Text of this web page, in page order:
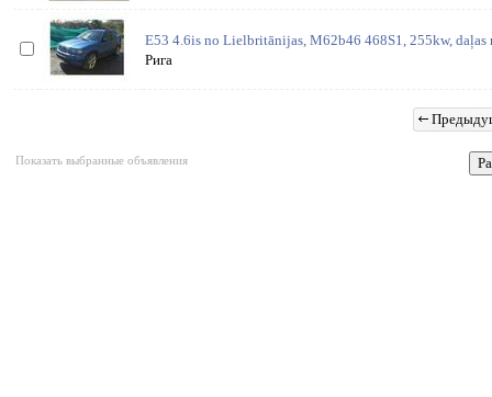
E53 4.6is no Lielbritānijas, M62b46 468S1, 255kw, daļas
Рига
Показать выбранные объявления